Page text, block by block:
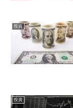
投資
投資